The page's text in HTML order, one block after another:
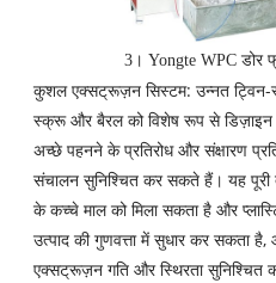
3।Yongte WPC डोर
कुशल एक्सट्रूज़न सिस्टम: उन्नत
स्क्रू और बैरल को विशेष रूप से डिज़ाइन
अच्छे पहनने के प्रतिरोध और संक्षारण
संचालन सुनिश्चित कर सकते हैं। यह
के कच्चे माल को मिला सकता है और
उत्पाद की गुणवत्ता में सुधार कर सकता
एक्सट्रूज़न गति और स्थिरता सुनिश्चित